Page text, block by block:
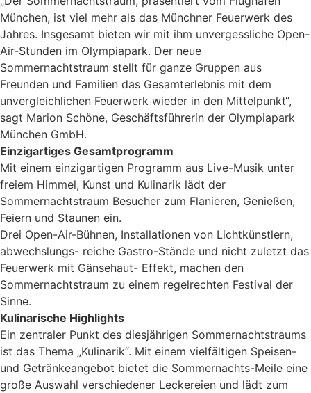
München, ist viel mehr als das Münchner Feuerwerk des
Jahres. Insgesamt bieten wir mit ihm unvergessliche Open-
Air-Stunden im Olympiapark. Der neue
Sommernachtstraum stellt für ganze Gruppen aus
Freunden und Familien das Gesamterlebnis mit dem
unvergleichlichen Feuerwerk wieder in den Mittelpunkt“,
sagt Marion Schöne, Geschäftsführerin der Olympiapark
München GmbH.
Einzigartiges Gesamtprogramm
Mit einem einzigartigen Programm aus Live-Musik unter
freiem Himmel, Kunst und Kulinarik lädt der
Sommernachtstraum Besucher zum Flanieren, Genießen,
Feiern und Staunen ein.
Drei Open-Air-Bühnen, Installationen von Lichtkünstlern,
abwechslungs- reiche Gastro-Stände und nicht zuletzt das
Feuerwerk mit Gänsehaut- Effekt, machen den
Sommernachtstraum zu einem regelrechten Festival der
Sinne.
Kulinarische Highlights
Ein zentraler Punkt des diesjährigen Sommernachtstraums
ist das Thema „Kulinarik“. Mit einem vielfältigen Speisen-
und Getränkeangebot bietet die Sommernachts-Meile eine
große Auswahl verschiedener Leckereien und lädt zum